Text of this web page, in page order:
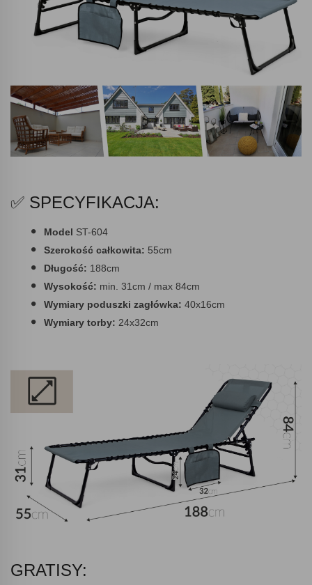
✅ SPECYFIKACJA:
Model ST-604
Szerokość całkowita: 55cm
Długość: 188cm
Wysokość: min. 31cm / max 84cm
Wymiary poduszki zagłówka: 40x16cm
Wymiary torby: 24x32cm
GRATISY: